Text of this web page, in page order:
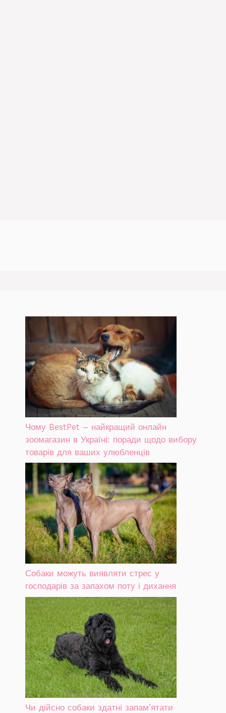
Чому BestPet – найкращий онлайн
зоомагазин в Україні: поради щодо вибору
товарів для ваших улюбленців
Собаки можуть виявляти стрес у
господарів за запахом поту і дихання
Чи дійсно собаки здатні запам’ятати